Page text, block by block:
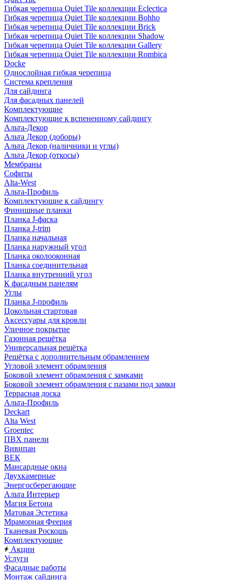
Гибкая черепица Quiet Tile коллекции Eclectica
Гибкая черепица Quiet Tile коллекции Bohho
Гибкая черепица Quiet Tile коллекции Brick
Гибкая черепица Quiet Tile коллекции Shadow
Гибкая черепица Quiet Tile коллекции Gallery
Гибкая черепица Quiet Tile коллекции Rombica
Docke
Однослойная гибкая черепица
Система крепления
Для сайдинга
Для фасадных панелей
Комплектующие
Комплектующие к вспененному сайдингу
Альта-Декор
Альта Декор (доборы)
Альта Декор (наличники и углы)
Альта Декор (откосы)
Мембраны
Софиты
Alta-West
Альта-Профиль
Комплектующие к сайдингу
Финишные планки
Планка J-фаска
Планка J-trim
Планка начальная
Планка наружный угол
Планка околооконная
Планка соединительная
Планка внутренний угол
К фасадным панелям
Углы
Планка J-профиль
Цокольная стартовая
Аксессуары для кровли
Уличное покрытие
Газонная решётка
Универсальная решётка
Решётка с дополнительным обрамлением
Угловой элемент обрамления
Боковой элемент обрамления с замками
Боковой элемент обрамления с пазами под замки
Террасная доска
Альта-Профиль
Deckart
Alta West
Groentec
ПВХ панели
Вивипан
ВЕК
Мансардные окна
Двухкамерные
Энергосберегающие
Альта Интерьер
Магия Бетона
Матовая Эстетика
Мраморная Феерия
Тканевая Роскошь
Комплектующие
Акции
Услуги
Фасадные работы
Монтаж сайдинга